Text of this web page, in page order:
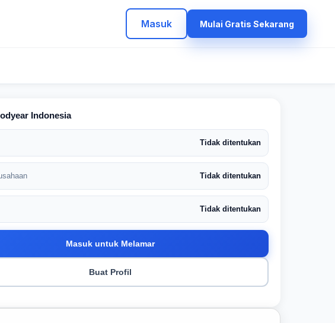
Masuk Mulai Gratis Sekarang
Indonesia
Tidak ditentukan
Tidak ditentukan
Tidak ditentukan
Masuk untuk Melamar
Buat Profil